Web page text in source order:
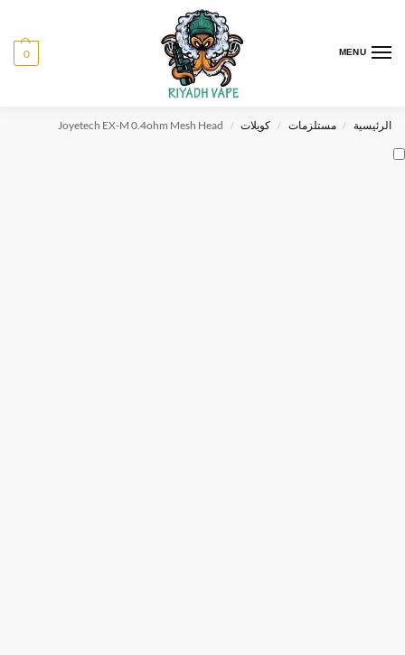
MENU
0
الرئيسية / مستلزمات / كويلات /
Joyetech EX-M 0.4ohm Mesh Head